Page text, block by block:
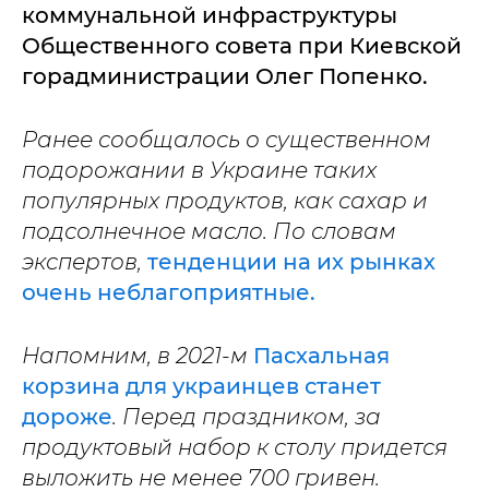
коммунальной инфраструктуры
Общественного совета при Киевской
горадминистрации Олег Попенко.
Ранее сообщалось о существенном
подорожании в Украине таких
популярных продуктов, как сахар и
подсолнечное масло. По словам
экспертов, тенденции на их рынках
очень неблагоприятные.
Напомним, в 2021-м Пасхальная
корзина для украинцев станет
дороже. Перед праздником, за
продуктовый набор к столу придется
выложить не менее 700 гривен.